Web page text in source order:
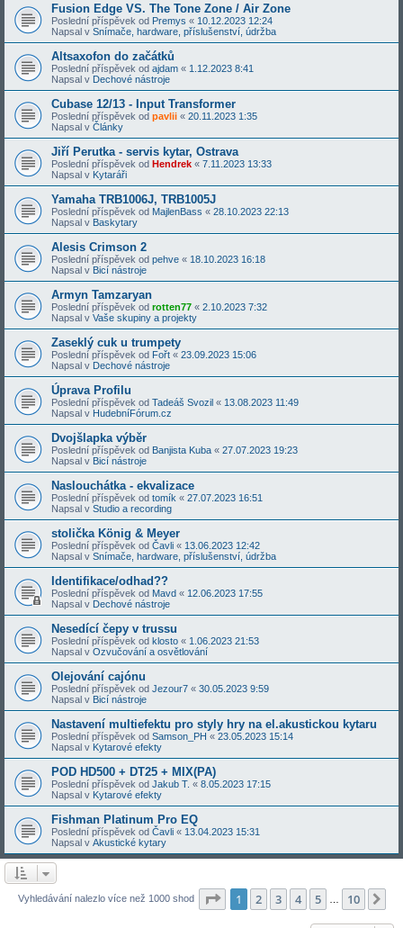
Fusion Edge VS. The Tone Zone / Air Zone
Poslední příspěvek od Premys « 10.12.2023 12:24
Napsal v Snímače, hardware, příslušenství, údržba
Altsaxofon do začátků
Poslední příspěvek od ajdam « 1.12.2023 8:41
Napsal v Dechové nástroje
Cubase 12/13 - Input Transformer
Poslední příspěvek od pavlii « 20.11.2023 1:35
Napsal v Články
Jiří Perutka - servis kytar, Ostrava
Poslední příspěvek od Hendrek « 7.11.2023 13:33
Napsal v Kytaráři
Yamaha TRB1006J, TRB1005J
Poslední příspěvek od MajlenBass « 28.10.2023 22:13
Napsal v Baskytary
Alesis Crimson 2
Poslední příspěvek od pehve « 18.10.2023 16:18
Napsal v Bicí nástroje
Armyn Tamzaryan
Poslední příspěvek od rotten77 « 2.10.2023 7:32
Napsal v Vaše skupiny a projekty
Zaseklý cuk u trumpety
Poslední příspěvek od Fořt « 23.09.2023 15:06
Napsal v Dechové nástroje
Úprava Profilu
Poslední příspěvek od Tadeáš Svozil « 13.08.2023 11:49
Napsal v HudebníFórum.cz
Dvojšlapka výběr
Poslední příspěvek od Banjista Kuba « 27.07.2023 19:23
Napsal v Bicí nástroje
Naslouchátka - ekvalizace
Poslední příspěvek od tomík « 27.07.2023 16:51
Napsal v Studio a recording
stolička König & Meyer
Poslední příspěvek od Čavli « 13.06.2023 12:42
Napsal v Snímače, hardware, příslušenství, údržba
Identifikace/odhad??
Poslední příspěvek od Mavd « 12.06.2023 17:55
Napsal v Dechové nástroje
Nesedící čepy v trussu
Poslední příspěvek od klosto « 1.06.2023 21:53
Napsal v Ozvučování a osvětlování
Olejování cajónu
Poslední příspěvek od Jezour7 « 30.05.2023 9:59
Napsal v Bicí nástroje
Nastavení multiefektu pro styly hry na el.akustickou kytaru
Poslední příspěvek od Samson_PH « 23.05.2023 15:14
Napsal v Kytarové efekty
POD HD500 + DT25 + MIX(PA)
Poslední příspěvek od Jakub T. « 8.05.2023 17:15
Napsal v Kytarové efekty
Fishman Platinum Pro EQ
Poslední příspěvek od Čavli « 13.04.2023 15:31
Napsal v Akustické kytary
Vyhledávání nalezlo více než 1000 shod Stránka z 10
1 2 3 4 5 10